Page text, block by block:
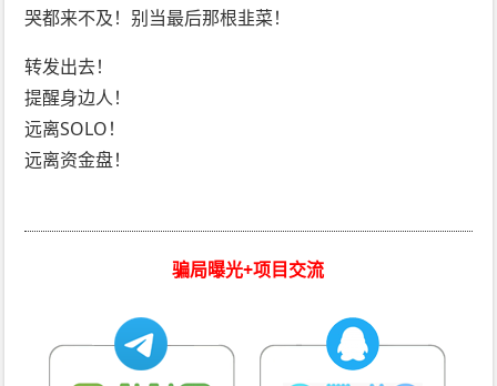
哭都来不及！别当最后那根韭菜！
转发出去！
提醒身边人！
远离SOLO！
远离资金盘！
骗局曝光+项目交流